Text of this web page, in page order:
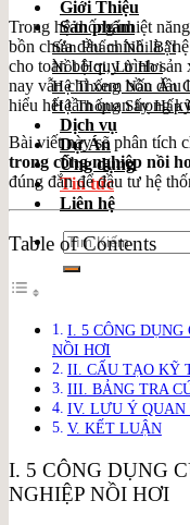
Giới Thiệu
Sản phẩm
Sản Phẩm Nổi Bật
Nồi Hơi, Lò Hơi
Hệ Thống Nấu Ăn
Hệ Thống Sấy Hấp
Dịch vụ
Dự Án
Ứng dụng
Tin tức
Liên hệ
Search
for:
Trong hệ thống nhiệt
bồn chứa dầu chính là
cho toàn bộ quy trình sản
nay vẫn chỉ xem bồn dầu
hiểu hết tầm quan trọng
Bài viết này sẽ phân tích
trong công nghiệp nồi
đúng đắn để đầu tư hệ
Table of Contents
I. 5 CÔNG DỤNG
NỒI HƠI
II. CẤU TẠO KỸ
III. BẢNG TRA
IV. LƯU Ý
V. KẾT LUẬN
I. 5 CÔNG DỤNG
NGHIỆP NỒI HƠI